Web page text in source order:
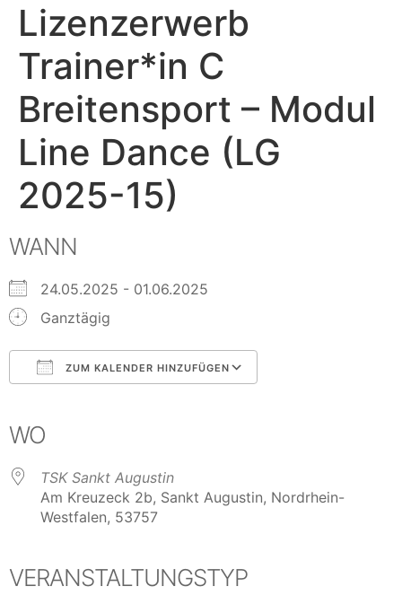
Lizenzerwerb
Trainer*in C
Breitensport – Modul
Line Dance (LG
2025-15)
WANN
24.05.2025 - 01.06.2025
Ganztägig
ZUM KALENDER HINZUFÜGEN
WO
TSK Sankt Augustin
Am Kreuzeck 2b, Sankt Augustin, Nordrhein-
Westfalen, 53757
VERANSTALTUNGSTYP